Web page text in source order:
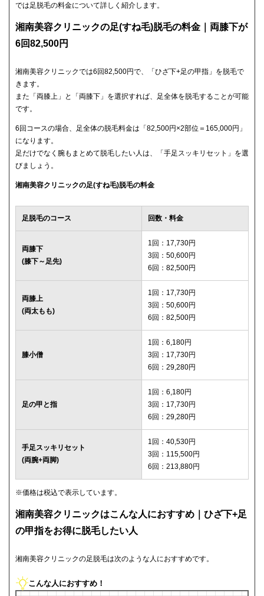
では足脱毛の料金について詳しく紹介します。
湘南美容クリニックの足(すね毛)脱毛の料金｜両膝下が
6回82,500円
湘南美容クリニックでは6回82,500円で、「ひざ下+足の甲指」を脱毛で
きます。
また「両膝上」と「両膝下」を選択すれば、足全体を脱毛することが可能
です。
6回コースの場合、足全体の脱毛料金は「82,500円×2部位＝165,000円」
になります。
足だけでなく腕もまとめて脱毛したい人は、「手足スッキリセット」を選
びましょう。
湘南美容クリニックの足(すね毛)脱毛の料金
足脱毛のコース 回数・料金
両膝下
(膝下～足先)
1回：17,730円
3回：50,600円
6回：82,500円
両膝上
(両太もも)
1回：17,730円
3回：50,600円
6回：82,500円
膝小僧
1回：6,180円
3回：17,730円
6回：29,280円
足の甲と指
1回：6,180円
3回：17,730円
6回：29,280円
手足スッキリセット
(両腕+両脚)
1回：40,530円
3回：115,500円
6回：213,880円
※価格は税込で表示しています。
湘南美容クリニックはこんな人におすすめ｜ひざ下+足
の甲指をお得に脱毛したい人
湘南美容クリニックの足脱毛は次のような人におすすめです。
こんな人におすすめ！